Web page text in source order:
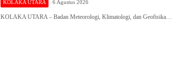
KOLAKA UTARA 6 Agustus 2026
KOLAKA UTARA – Badan Meteorologi, Klimatologi, dan Geofisika…